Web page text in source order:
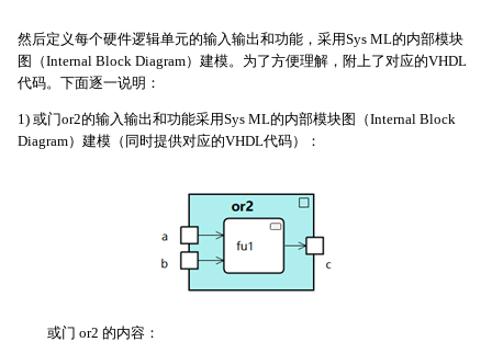
然后定义每个硬件逻辑单元的输入输出和功能，采用Sys ML的内部模块
图（Internal Block Diagram）建模。为了方便理解，附上了对应的VHDL
代码。下面逐一说明：
1) 或门or2的输入输出和功能采用Sys ML的内部模块图（Internal Block
Diagram）建模（同时提供对应的VHDL代码）：
或门 or2 的内容：